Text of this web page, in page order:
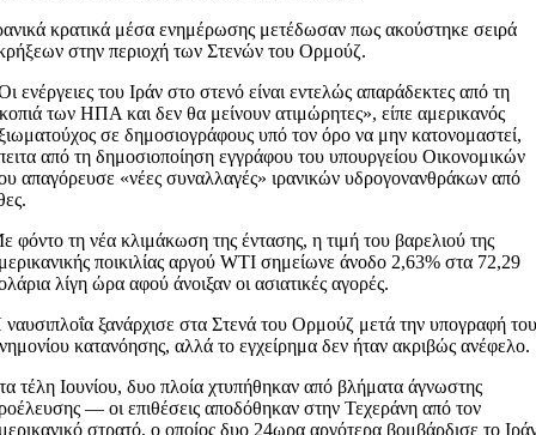
κρατικά μέσα ενημέρωσης μετέδωσαν πως ακούστηκε σειρά
στην περιοχή των Στενών του Ορμούζ.
ενέργειες του Ιράν στο στενό είναι εντελώς απαράδεκτες από τη
των ΗΠΑ και δεν θα μείνουν ατιμώρητες», είπε αμερικανός
σε δημοσιογράφους υπό τον όρο να μην κατονομαστεί,
από τη δημοσιοποίηση εγγράφου του υπουργείου Οικονομικών
απαγόρευσε «νέες συναλλαγές» ιρανικών υδρογονανθράκων από
φόντο τη νέα κλιμάκωση της έντασης, η τιμή του βαρελιού της
ποικιλίας αργού WTI σημείωνε άνοδο 2,63% στα 72,29
λίγη ώρα αφού άνοιξαν οι ασιατικές αγορές.
ξανάρχισε στα Στενά του Ορμούζ μετά την υπογραφή
κατανόησης, αλλά το εγχείρημα δεν ήταν ακριβώς ανέφελο.
τέλη Ιουνίου, δυο πλοία χτυπήθηκαν από βλήματα άγνωστης
— οι επιθέσεις αποδόθηκαν στην Τεχεράνη από τον
στρατό, ο οποίος δυο 24ωρα αργότερα βομβάρδισε το